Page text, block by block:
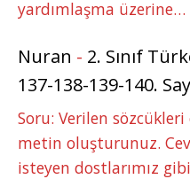
yardımlaşma üzerine…
Nuran - 2. Sınıf
137-138-139-140.
Soru: Verilen
metin oluşturunuz.
isteyen dostlarımız